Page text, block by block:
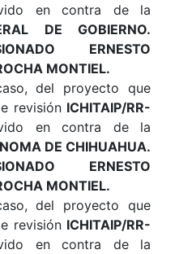
en contra de la
DE GOBIERNO.
ERNESTO
MONTIEL.
del proyecto que
revisión ICHITAIP/RR-
en contra de la
DE CHIHUAHUA.
ERNESTO
MONTIEL.
del proyecto que
revisión ICHITAIP/RR-
en contra de la